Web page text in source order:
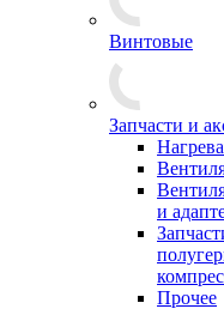
Винтовые
Запчасти и
и
Прочее